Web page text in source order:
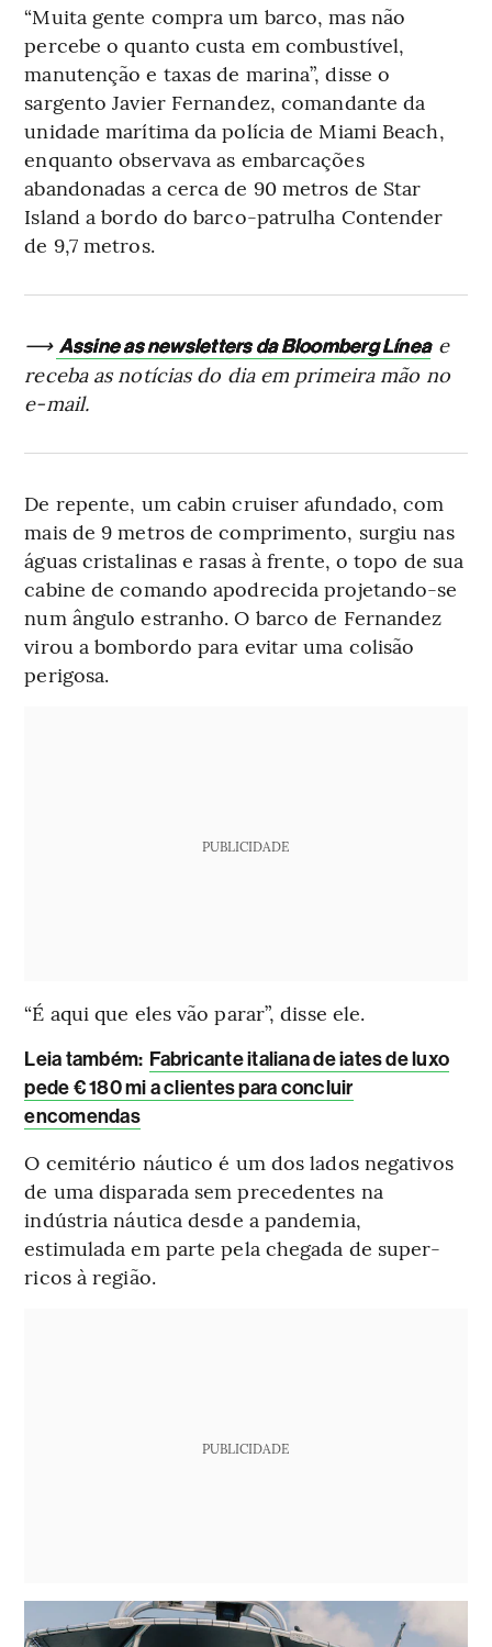
“Muita gente compra um barco, mas não
percebe o quanto custa em combustível,
manutenção e taxas de marina”, disse o
sargento Javier Fernandez, comandante da
unidade marítima da polícia de Miami Beach,
enquanto observava as embarcações
abandonadas a cerca de 90 metros de Star
Island a bordo do barco-patrulha Contender
de 9,7 metros.
⟶ Assine as newsletters da Bloomberg Línea e
receba as notícias do dia em primeira mão no
e-mail.
De repente, um cabin cruiser afundado, com
mais de 9 metros de comprimento, surgiu nas
águas cristalinas e rasas à frente, o topo de sua
cabine de comando apodrecida projetando-se
num ângulo estranho. O barco de Fernandez
virou a bombordo para evitar uma colisão
perigosa.
PUBLICIDADE
“É aqui que eles vão parar”, disse ele.
Leia também: Fabricante italiana de iates de luxo
pede € 180 mi a clientes para concluir
encomendas
O cemitério náutico é um dos lados negativos
de uma disparada sem precedentes na
indústria náutica desde a pandemia,
estimulada em parte pela chegada de super-
ricos à região.
PUBLICIDADE